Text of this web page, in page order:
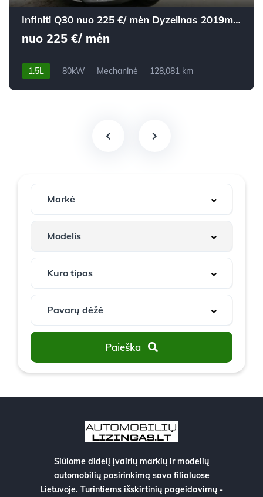
Infiniti Q30 nuo 225 €/ mėn Dyzelinas 2019m. Visureigis Mechaninė
nuo 225 €/ mėn
1.5L 80kW Mechaninė
128,081 km
Paieška
Siūlome didelį įvairių markių ir modelių
automobilių pasirinkimą savo filialuose
Lietuvoje. Turintiems išskirtinių pageidavimų -